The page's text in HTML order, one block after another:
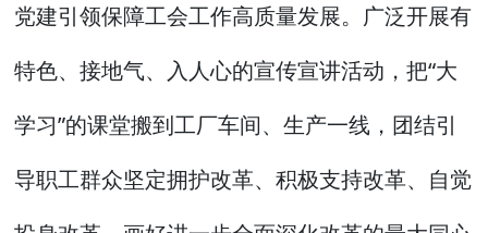
党建引领保障工会工作高质量发展。广泛开展有
特色、接地气、入人心的宣传宣讲活动，把“大
学习”的课堂搬到工厂车间、生产一线，团结引
导职工群众坚定拥护改革、积极支持改革、自觉